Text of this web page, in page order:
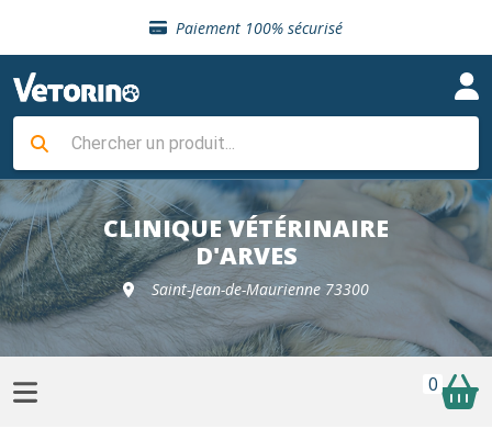
Paiement 100% sécurisé
Livraison gratuite en clinique vétérinaire
Sélection de croquettes vétérinaire
Livraison gratuite en clinique vétérinaire
Retour gratuit en clinique
Sélection de croquettes vétérinaire
CLINIQUE VÉTÉRINAIRE
D'ARVES
Saint-Jean-de-Maurienne 73300
0